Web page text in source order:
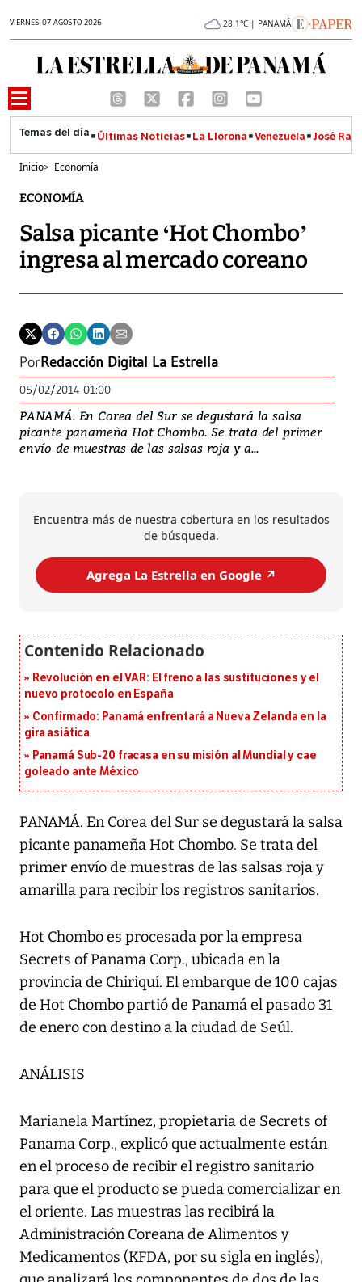
VIERNES 07 AGOSTO 2026 28.1°C | PANAMÁ
Últimas Noticias La Llorona Venezuela José
Inicio> Economía
ECONOMÍA
Salsa picante ‘Hot Chombo’
ingresa al mercado coreano
PorRedacción Digital La Estrella
05/02/2014 01:00
PANAMÁ. En Corea del Sur se degustará la salsa
picante panameña Hot Chombo. Se trata del primer
envío de muestras de las salsas roja y a...
Encuentra más de nuestra cobertura en los resultados
de búsqueda.
Agrega La Estrella en Google ↗️
Revolución en el VAR: El freno a las sustituciones y el
nuevo protocolo en España
Confirmado: Panamá enfrentará a Nueva Zelanda en la
gira asiática
Panamá Sub-20 fracasa en su misión al Mundial y cae
goleado ante México
PANAMÁ. En Corea del Sur se degustará la salsa
picante panameña Hot Chombo. Se trata del
primer envío de muestras de las salsas roja y
amarilla para recibir los registros sanitarios.
Hot Chombo es procesada por la empresa
Secrets of Panama Corp., ubicada en la
provincia de Chiriquí. El embarque de 100 cajas
de Hot Chombo partió de Panamá el pasado 31
de enero con destino a la ciudad de Seúl.
ANÁLISIS
Marianela Martínez, propietaria de Secrets of
Panama Corp., explicó que actualmente están
en el proceso de recibir el registro sanitario
para que el producto se pueda comercializar en
el oriente. Las muestras las recibirá la
Administración Coreana de Alimentos y
Medicamentos (KFDA, por su sigla en inglés),